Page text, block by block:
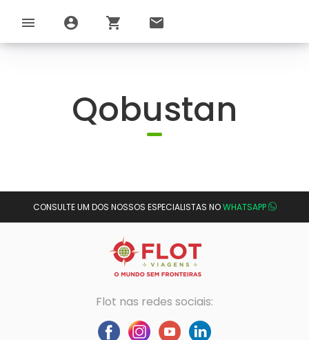
menu account_circle shopping_cart email
Qobustan
CONSULTE UM DOS NOSSOS ESPECIALISTAS NOWHATSAPP
Flot nas redes sociais: